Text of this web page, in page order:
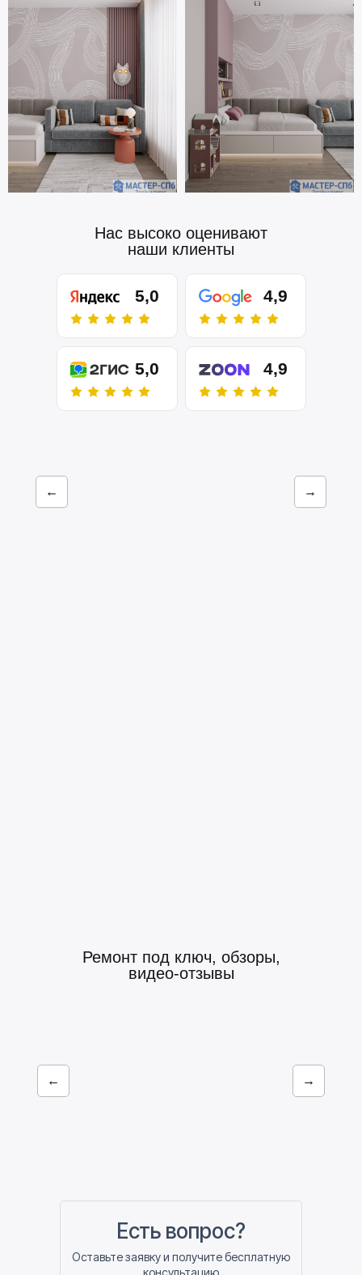
Нас высоко оценивают
наши клиенты
5,0 4,9
5,0 4,9
← →
Ремонт под ключ, обзоры,
видео-отзывы
← →
Есть вопрос?
Оставьте заявку и получите бесплатную
консультацию